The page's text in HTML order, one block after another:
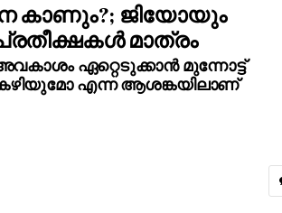
കാണും?; ജിയോയും
മാത്രം
ഏറ്റെടുക്കാൻ മുന്നോട്ട്
എന്ന ആശങ്കയിലാണ്